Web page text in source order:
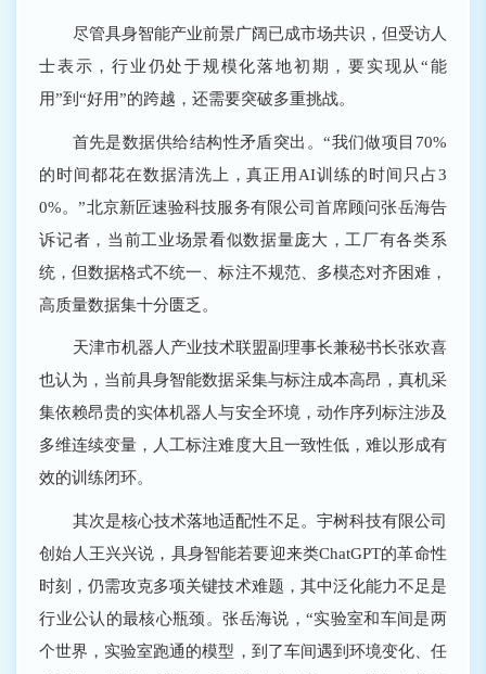
尽管具身智能产业前景广阔已成市场共识，但受访人
士表示，行业仍处于规模化落地初期，要实现从“能
用”到“好用”的跨越，还需要突破多重挑战。
首先是数据供给结构性矛盾突出。“我们做项目70%
的时间都花在数据清洗上，真正用AI训练的时间只占3
0%。”北京新匠速验科技服务有限公司首席顾问张岳海告
诉记者，当前工业场景看似数据量庞大，工厂有各类系
统，但数据格式不统一、标注不规范、多模态对齐困难，
高质量数据集十分匮乏。
天津市机器人产业技术联盟副理事长兼秘书长张欢喜
也认为，当前具身智能数据采集与标注成本高昂，真机采
集依赖昂贵的实体机器人与安全环境，动作序列标注涉及
多维连续变量，人工标注难度大且一致性低，难以形成有
效的训练闭环。
其次是核心技术落地适配性不足。宇树科技有限公司
创始人王兴兴说，具身智能若要迎来类ChatGPT的革命性
时刻，仍需攻克多项关键技术难题，其中泛化能力不足是
行业公认的最核心瓶颈。张岳海说，“实验室和车间是两
个世界，实验室跑通的模型，到了车间遇到环境变化、任